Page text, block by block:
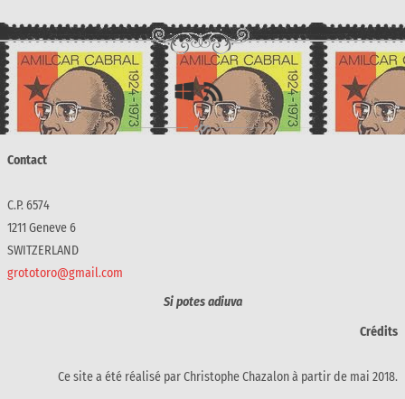
Contact
C.P. 6574
1211 Geneve 6
SWITZERLAND
grototoro@gmail.com
Si potes adiuva
Crédits
Ce site a été réalisé par Christophe Chazalon à partir de mai 2018.